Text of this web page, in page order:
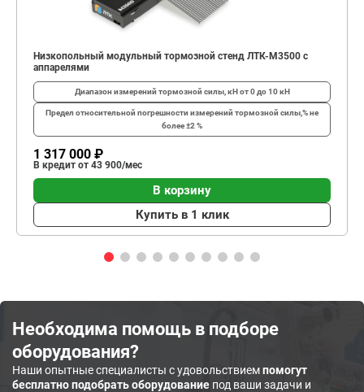
Низкопольный модульный тормозной стенд ЛТК-М3500 с
аппарелями
Диапазон измерений тормозной силы, кНот 0 до 10 кН
Предел относительной погрешности измерений тормозной силы,%не
более ±2 %
1 317 000 ₽
В кредит от 43 900/мес
В корзину
Купить в 1 клик
Необходима помощь в подборе
оборудования?
Наши опытные специалисты с удовольствиемпомогут
бесплатно подобрать оборудование под ваши задачи и